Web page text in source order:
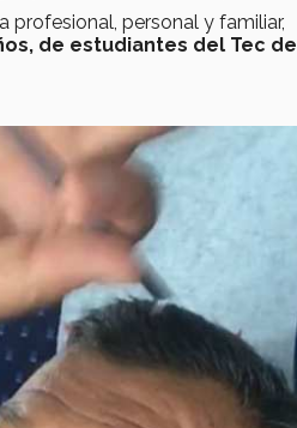
personal y familiar,
de estudiantes del Tec de